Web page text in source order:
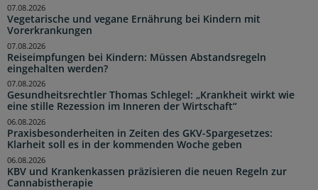
Vegetarische und vegane Ernährung bei Kindern mit
Vorerkrankungen
07.08.2026
Reiseimpfungen bei Kindern: Müssen Abstandsregeln
eingehalten werden?
07.08.2026
Gesundheitsrechtler Thomas Schlegel: „Krankheit wirkt wie
eine stille Rezession im Inneren der Wirtschaft“
07.08.2026
Praxisbesonderheiten in Zeiten des GKV-Spargesetzes:
Klarheit soll es in der kommenden Woche geben
06.08.2026
KBV und Krankenkassen präzisieren die neuen Regeln zur
Cannabistherapie
06.08.2026